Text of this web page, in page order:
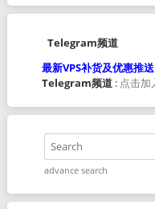
Telegram频道
最新VPS补货及优惠推送
Telegram频道: 点击加
advance search